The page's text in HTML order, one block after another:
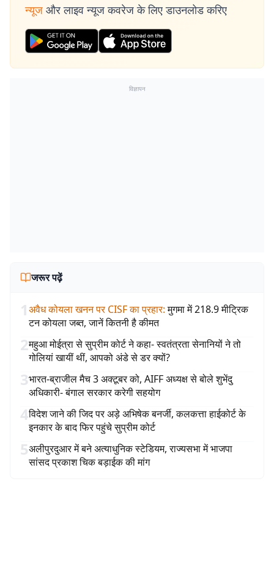
न्यूज और लाइव न्यूज कवरेज के लिए डाउनलोड करिए
विज्ञापन
जरूर पढ़ें
1अवैध कोयला खनन पर CISF का प्रहार: मुगमा में 218.9 मीट्रिक
टन कोयला जब्त, जानें कितनी है कीमत
2महुआ मोईत्रा से सुप्रीम कोर्ट ने कहा- स्वतंत्रता सेनानियों ने तो
गोलियां खायीं थीं, आपको अंडे से डर क्यों?
3भारत-ब्राजील मैच 3 अक्टूबर को, AIFF अध्यक्ष से बोले शुभेंदु
अधिकारी- बंगाल सरकार करेगी सहयोग
4विदेश जाने की जिद पर अड़े अभिषेक बनर्जी, कलकत्ता हाईकोर्ट के
इनकार के बाद फिर पहुंचे सुप्रीम कोर्ट
5अलीपुरदुआर में बने अत्याधुनिक स्टेडियम, राज्यसभा में भाजपा
सांसद प्रकाश चिक बड़ाईक की मांग